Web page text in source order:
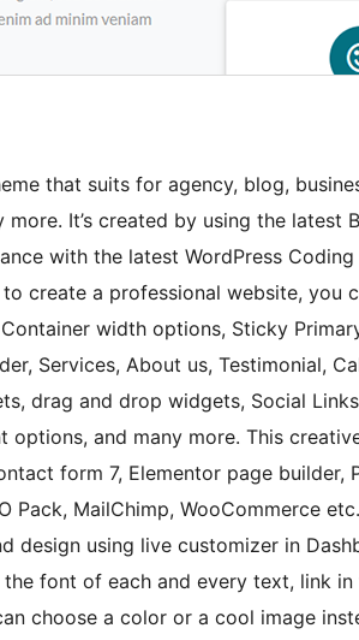
that suits for agency, blog,
It’s created by using the latest
with the latest WordPress Coding
create a professional website, you
width options, Sticky
Services, About us, Testimonial,
drag and drop widgets, Social
options, and many more. This
form 7, Elementor page builder,
Pack, MailChimp, WooCommerce
design using live customizer in
font of each and every text, link in
choose a color or a cool image